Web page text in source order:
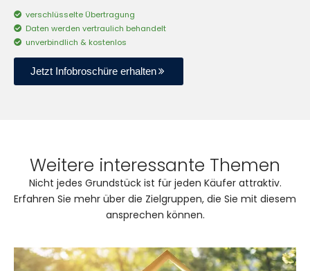
verschlüsselte Übertragung
Daten werden vertraulich behandelt
unverbindlich & kostenlos
Jetzt Infobroschüre erhalten
Weitere interessante Themen
Nicht jedes Grundstück ist für jeden Käufer attraktiv.
Erfahren Sie mehr über die Zielgruppen, die Sie mit diesem
ansprechen können.